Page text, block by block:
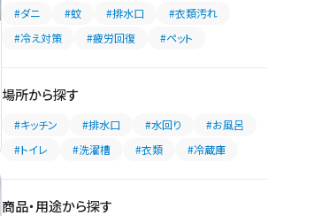
#ダニ
#蚊 #排水口
#衣類汚れ
#冷え対策
#疲労回復 #ペット
場所から探す
#キッチン #排水口 #水回り
#お風呂
#トイレ
#洗濯槽 #衣類 #冷蔵庫
商品・用途から探す